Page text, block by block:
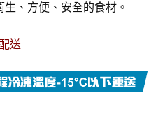
、方便、安全的食材。
送